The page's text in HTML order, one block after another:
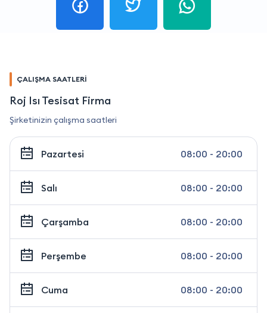
ÇALIŞMA SAATLERİ
Roj Isı Tesisat Firma
Şirketinizin çalışma saatleri
Pazartesi 08:00 - 20:00
Salı 08:00 - 20:00
Çarşamba 08:00 - 20:00
Perşembe 08:00 - 20:00
Cuma 08:00 - 20:00